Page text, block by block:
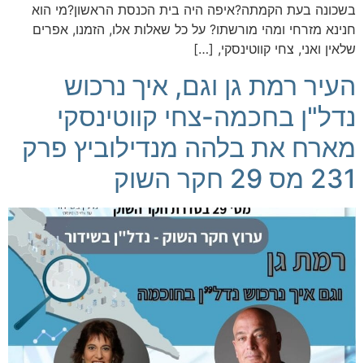
בשכונה בעת הקמתה?איפה היה בית הכנסת הראשון?מי הוא
חנינא מזרחי ומהי מורשתו? על כל שאלות אלו, הזמנו, אפרים
שלאין ואני, צחי קווטינסקי, […]
העיר רמת גן וגם, איך נרכוש
נדל"ן בחכמה-צחי קווטינסקי
מארח את בלהה מנדילוביץ פרק
231 מס 29 חקר השוק